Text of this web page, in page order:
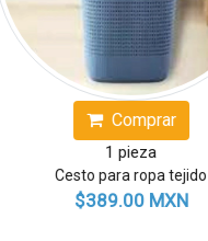
Comprar
1 pieza
Duo pack Coladores de silicón
$99.00 MXN